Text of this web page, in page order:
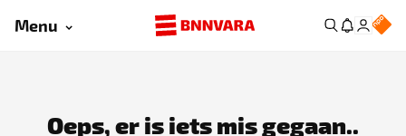
Menu
Oeps, er is iets mis gegaan..